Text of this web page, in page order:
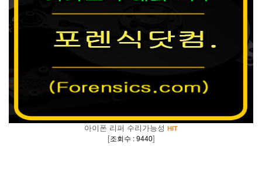
아이폰 리퍼 수리가능성 HIT
[조회수 : 9440]